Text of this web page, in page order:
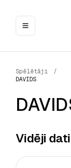
Spēlētāji
/
DAVIDS
Vidēji dati